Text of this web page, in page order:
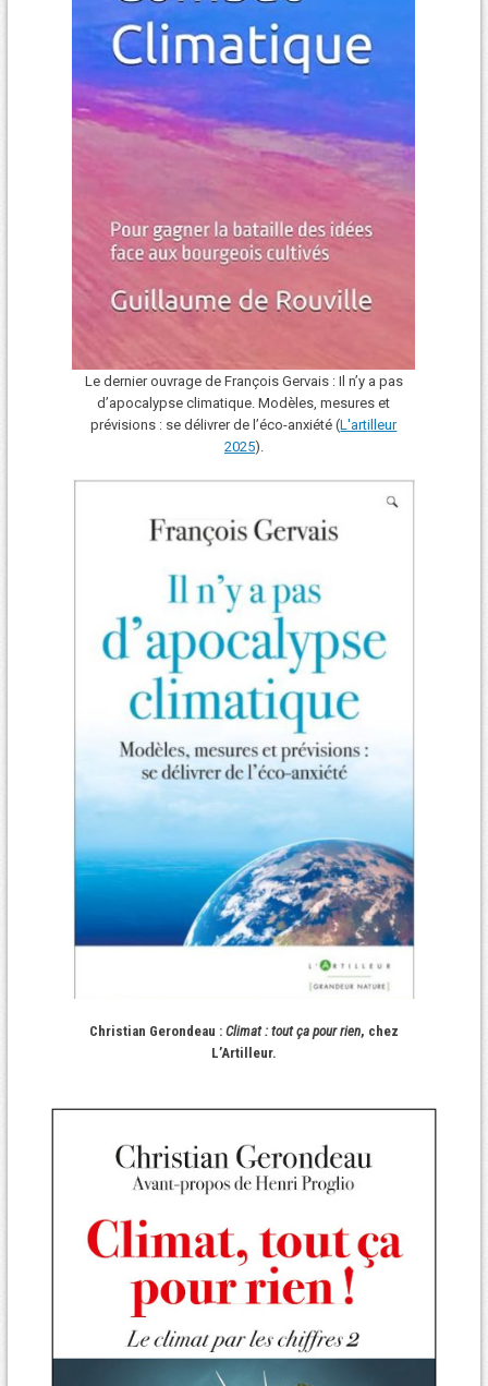
Le dernier ouvrage de François Gervais : Il n’y a pas
d’apocalypse climatique. Modèles, mesures et
prévisions : se délivrer de l’éco-anxiété (L'artilleur
2025).
Christian Gerondeau : Climat : tout ça pour rien, chez
L’Artilleur.